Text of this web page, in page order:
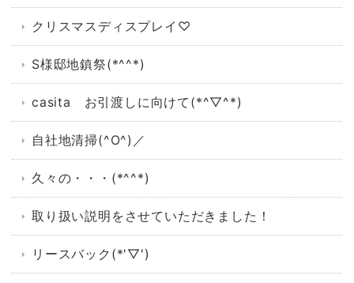
クリスマスディスプレイ♡
S様邸地鎮祭(*^^*)
casita お引渡しに向けて(*^▽^*)
自社地清掃(^O^)／
久々の・・・(*^^*)
取り扱い説明をさせていただきました！
リースバック(*'▽')